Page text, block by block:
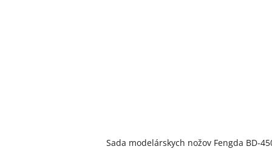
Sada modelárskych nožov Fengda BD-